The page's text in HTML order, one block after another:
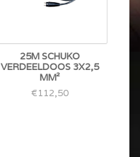
25M SCHUKO
VERDEELDOOS 3X2,5
MM²
€112,50